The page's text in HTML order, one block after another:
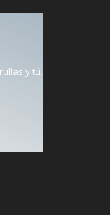
y tú.